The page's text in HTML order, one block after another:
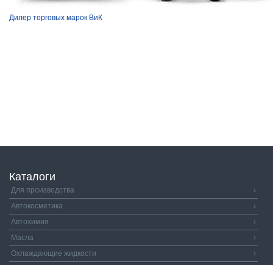
Дилер торговых марок ВиК
Каталоги
Для производства
›
Автокосметика
›
Автохимия
›
Масла
›
Охлаждающие жидкости
›